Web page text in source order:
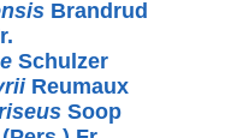
Brandrud
Schulzer
Reumaux
Soop